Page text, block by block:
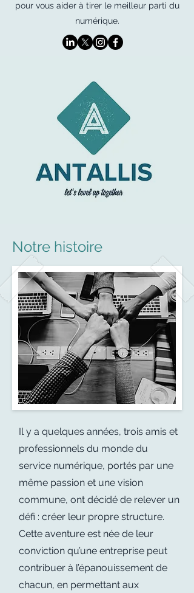
pour vous aider à tirer le meilleur parti du
numérique.
Notre histoire
Il y a quelques années, trois amis et
professionnels du monde du
service numérique, portés par une
même passion et une vision
commune, ont décidé de relever un
défi : créer leur propre structure.
Cette aventure est née de leur
conviction qu’une entreprise peut
contribuer à l’épanouissement de
chacun, en permettant aux